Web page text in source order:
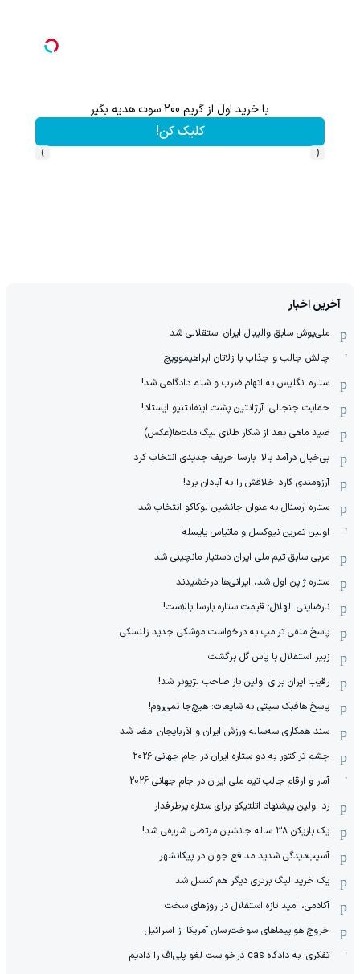
ثبت نام کن؛خرید کن؛نقره ببر
کلیک کن!
‹
›
آخرین اخبار
ملی‌پوش سابق والیبال ایران استقلالی شد
چالش جالب و جذاب با زلاتان ابراهیموویچ
ستاره انگلیس به اتهام ضرب و شتم دادگاهی شد!
حمایت جنجالی: آرژانتین پشت اینفانتنیو ایستاد!
صید ماهی بعد از شکار طلای لیگ ملت‌ها(عکس)
بی‌خیال درآمد بالا: بارسا حریف جدیدی انتخاب کرد
آرزومندی گارد خلاقش را به آبادان برد!
ستاره آرسنال به عنوان جانشین لوکاکو انتخاب شد
اولین تمرین نیوکسل و ماتیاس یایسله
مربی سابق تیم ملی ایران دستیار مانچینی شد
ستاره ژاپن اول شد، ایرانی‌ها درخشیدند
نارضایتی الهلال: قیمت ستاره بارسا بالاست!
پاسخ منفی ترامپ به درخواست موشکی جدید زلنسکی
زبیر استقلال با پاس گل برگشت
رقیب ایران برای اولین بار صاحب لژیونر شد!
پاسخ هافبک سیتی به شایعات: هیچ‌جا نمی‌روم!
سند همکاری سه‌ساله‌ ‌ورزش ایران و آذربایجان امضا شد
چشم تراکتور به دو ستاره ایران در جام جهانی ۲۰۲۶
آمار و ارقام جالب تیم ملی ایران در جام جهانی 2026
رد اولین پیشنهاد اتلتیکو برای ستاره پرطرفدار
یک بازیکن ۳۸ ساله جانشین مرتضی شریفی شد!
آسیب‌دیدگی شدید مدافع جوان در پیکانشهر
یک خرید لیگ برتری دیگر هم کنسل شد
آکادمی، امید تازه استقلال در روزهای سخت
خروج هواپیماهای سوخت‌رسان آمریکا از اسرائیل
تفکری: به دادگاه cas درخواست لغو پلی‌اف را دادیم